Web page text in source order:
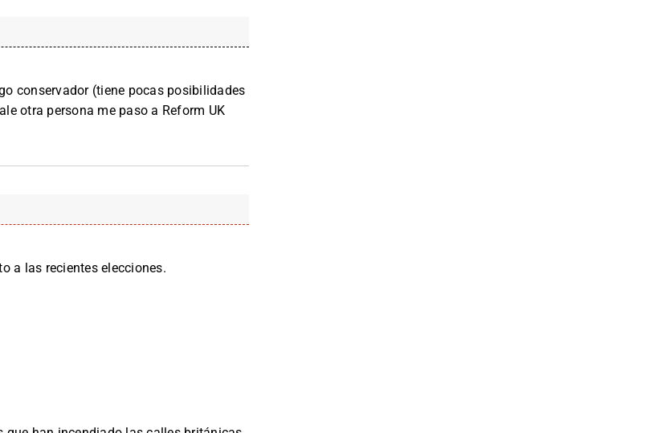
conservador (tiene pocas posibilidades
otra persona me paso a Reform UK
a las recientes elecciones.